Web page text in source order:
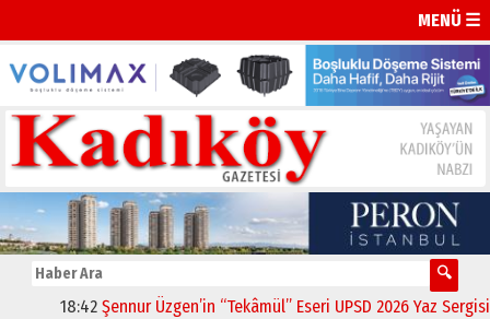
MENÜ ☰
18:42 Şennur Üzgen’in “Tekâmül” Eseri UPSD 2026 Yaz